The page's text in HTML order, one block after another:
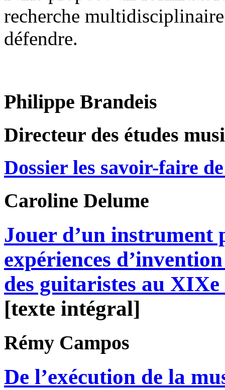
recherche
défendre.
Philippe Brandeis
Directeur des études
Dossier les savoir-faire
Caroline Delume
Jouer d’un instrument
expériences
des guitaristes au XIXe
[texte intégral]
Rémy Campos
De l’exécution de la